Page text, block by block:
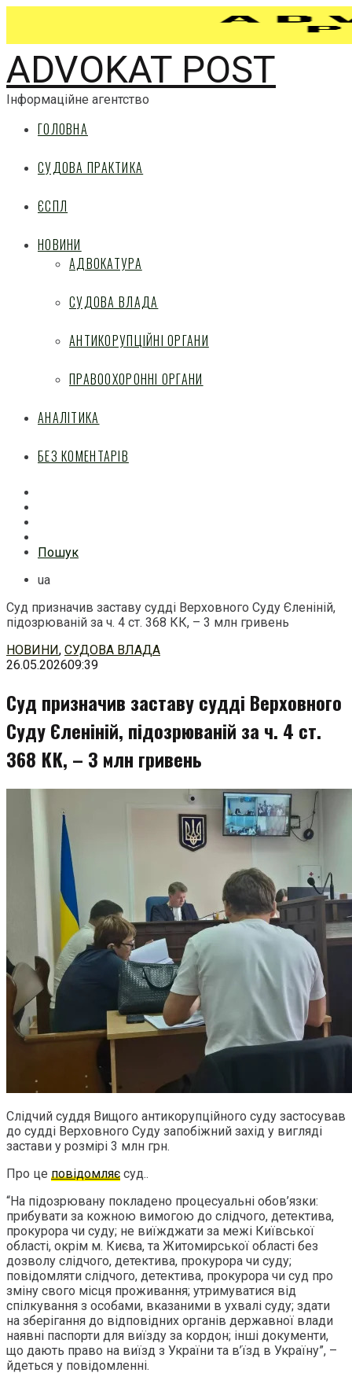
ADVOKAT POST
Інформаційне агентство
ГОЛОВНА
СУДОВА ПРАКТИКА
ЄСПЛ
НОВИНИ
АДВОКАТУРА
СУДОВА ВЛАДА
АНТИКОРУПЦІЙНІ ОРГАНИ
ПРАВООХОРОННІ ОРГАНИ
АНАЛІТИКА
БЕЗ КОМЕНТАРІВ
Пошук
ua
Суд призначив заставу судді Верховного Суду Єленіній,
підозрюваній за ч. 4 ст. 368 КК, – 3 млн гривень
Перейти
до
НОВИНИ, СУДОВА ВЛАДА
26.05.202609:39
Суд призначив заставу судді Верховного
Суду Єленіній, підозрюваній за ч. 4 ст.
368 КК, – 3 млн гривень
Слідчий суддя Вищого антикорупційного суду застосував
до судді Верховного Суду запобіжний захід у вигляді
застави у розмірі 3 млн грн.
Про це повідомляє суд..
“На підозрювану покладено процесуальні обов’язки:
прибувати за кожною вимогою до слідчого, детектива,
прокурора чи суду; не виїжджати за межі Київської
області, окрім м. Києва, та Житомирської області без
дозволу слідчого, детектива, прокурора чи суду;
повідомляти слідчого, детектива, прокурора чи суд про
зміну свого місця проживання; утримуватися від
спілкування з особами, вказаними в ухвалі суду; здати
на зберігання до відповідних органів державної влади
наявні паспорти для виїзду за кордон; інші документи,
що дають право на виїзд з України та в’їзд в Україну”, –
йдеться у повідомленні.